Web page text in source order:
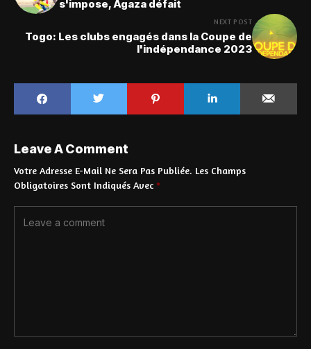
s'impose, Agaza défait
NEXT POST
Togo: Les clubs engagés dans la Coupe de
l'indépendance 2023
Leave A Comment
Votre Adresse E-Mail Ne Sera Pas Publiée. Les Champs
Obligatoires Sont Indiqués Avec *